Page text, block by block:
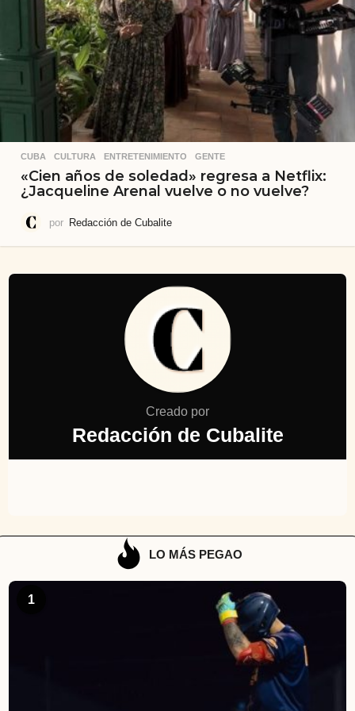
CUBA ,CULTURA ,ENTRETENIMIENTO ,GENTE
«Cien años de soledad» regresa a Netflix:
¿Jacqueline Arenal vuelve o no vuelve?
por Redacción de Cubalite
Creado por
Redacción de Cubalite
LO MÁS PEGAO
1